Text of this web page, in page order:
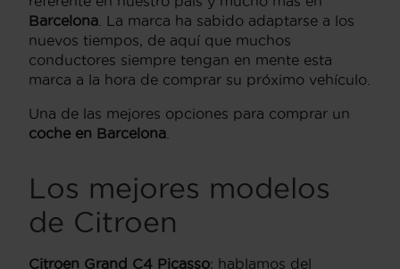
Barcelona . La marca ha sabido adaptarse a los
nuevos tiempos, de aquí que muchos
conductores siempre tengan en mente esta
marca a la hora de comprar su próximo vehículo.
Una de las mejores opciones para comprar un
coche en Barcelona
Los mejores modelos
de Citroen
Citroen Grand C4 Picasso: hablamos del